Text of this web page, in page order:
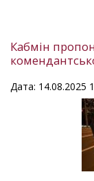
Кабмін
Дата: 14.08.2025